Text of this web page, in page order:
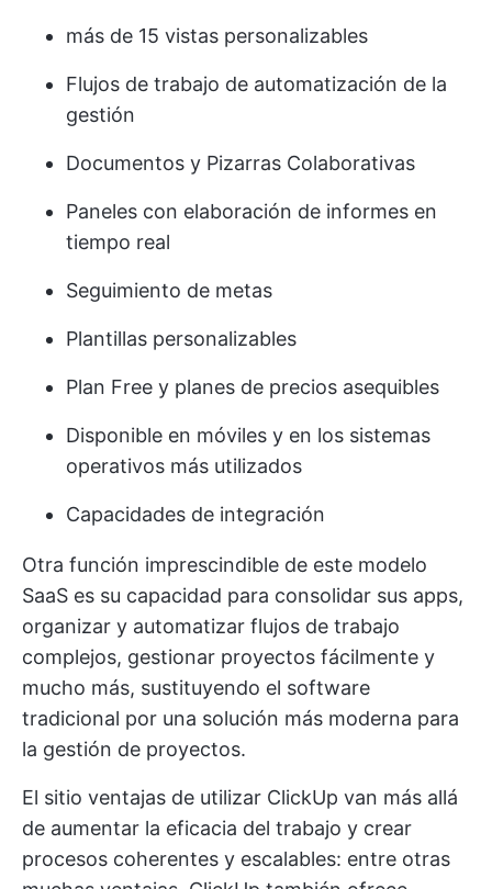
más de 15 vistas personalizables
Flujos de trabajo de automatización de la
gestión
Documentos y Pizarras Colaborativas
Paneles con elaboración de informes en
tiempo real
Seguimiento de metas
Plantillas personalizables
Plan Free y planes de precios asequibles
Disponible en móviles y en los sistemas
operativos más utilizados
Capacidades de integración
Otra función imprescindible de este modelo
SaaS es su capacidad para consolidar sus apps,
organizar y automatizar flujos de trabajo
complejos, gestionar proyectos fácilmente y
mucho más, sustituyendo el software
tradicional por una solución más moderna para
la gestión de proyectos.
El sitio ventajas de utilizar ClickUp van más allá
de aumentar la eficacia del trabajo y crear
procesos coherentes y escalables: entre otras